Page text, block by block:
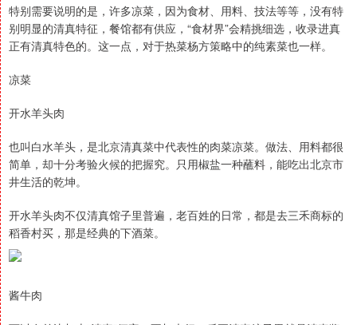
特别需要说明的是，许多凉菜，因为食材、用料、技法等等，没有特
别明显的清真特征，餐馆都有供应，“食材界”会精挑细选，收录进真
正有清真特色的。这一点，对于热菜杨方策略中的纯素菜也一样。
凉菜
开水羊头肉
也叫白水羊头，是北京清真菜中代表性的肉菜凉菜。做法、用料都很
简单，却十分考验火候的把握究。只用椒盐一种蘸料，能吃出北京市
井生活的乾坤。
开水羊头肉不仅清真馆子里普遍，老百姓的日常，都是去三禾商标的
稻香村买，那是经典的下酒菜。
酱牛肉